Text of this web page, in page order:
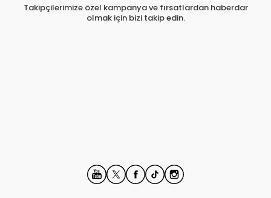
Takipçilerimize özel kampanya ve fırsatlardan haberdar
olmak için bizi takip edin.